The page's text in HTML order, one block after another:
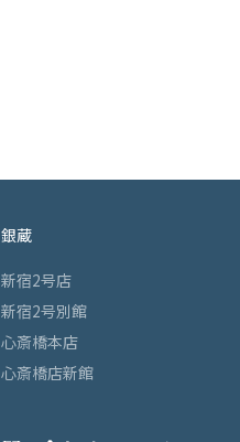
銀蔵
新宿2号店
新宿2号別館
心斎橋本店
心斎橋店新館